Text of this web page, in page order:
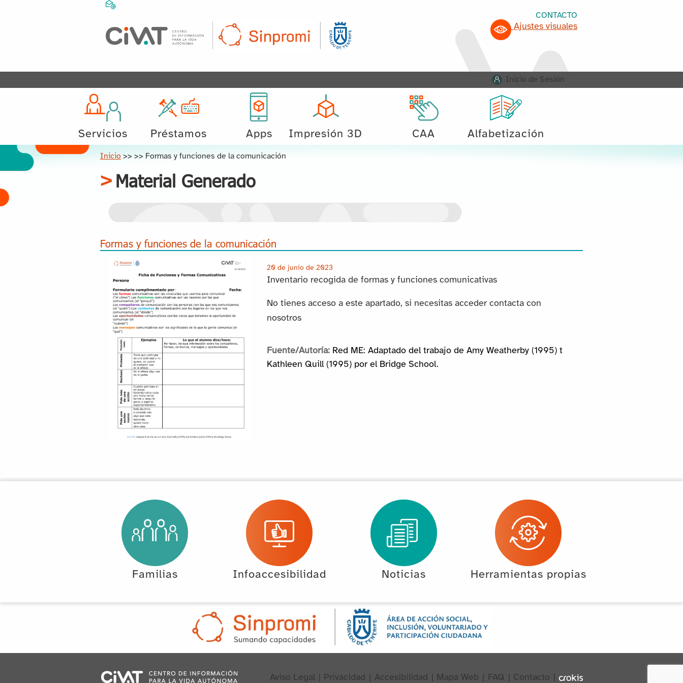
CONTACTO
Ajustes visuales
Inicio de Sesión
Servicios Préstamos Apps Impresión 3D CAA Alfabetización
Inicio >> >> Formas y funciones de la comunicación
Material Generado
Formas y funciones de la comunicación
20 de junio de 2023
Inventario recogida de formas y funciones comunicativas
No tienes acceso a este apartado, si necesitas acceder contacta con
nosotros
Fuente/Autoría: Red ME: Adaptado del trabajo de Amy Weatherby (1995) t
Kathleen Quill (1995) por el Bridge School.
Familias Infoaccesibilidad Noticias Herramientas propias
Aviso Legal Privacidad Accesibilidad Mapa Web FAQ Contacto